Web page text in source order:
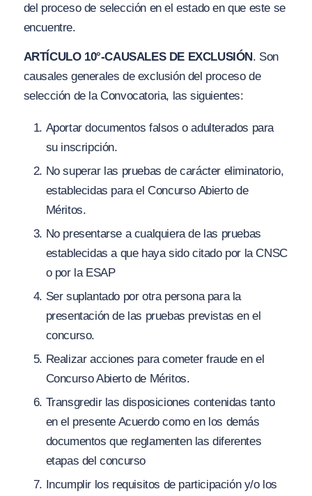
del proceso de selección en el estado en que este se
encuentre.
ARTÍCULO 10°-CAUSALES DE EXCLUSIÓN . Son
causales generales de exclusión del proceso de
selección de la Convocatoria, las siguientes:
Aportar documentos falsos o adulterados para
su inscripción.
No superar las pruebas de carácter eliminatorio,
establecidas para el Concurso Abierto de
Méritos.
No presentarse a cualquiera de las pruebas
establecidas a que haya sido citado por la CNSC
o por la ESAP
Ser suplantado por otra persona para la
presentación de las pruebas previstas en el
concurso.
Realizar acciones para cometer fraude en el
Concurso Abierto de Méritos.
Transgredir las disposiciones contenidas tanto
en el presente Acuerdo como en los demás
documentos que reglamenten las diferentes
etapas del concurso
Incumplir los requisitos de participación y/o los